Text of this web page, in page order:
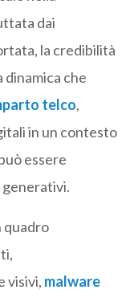
dai
la credibilità
dinamica che
telco,
in un contesto
essere
generativi.
quadro
visivi, malware